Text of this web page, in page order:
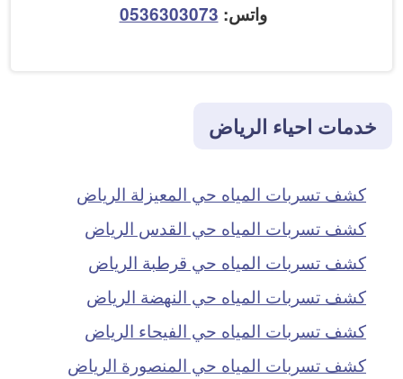
واتس: 0536303073
خدمات احياء الرياض
كشف تسربات المياه حي المعيزلة الرياض
كشف تسربات المياه حي القدس الرياض
كشف تسربات المياه حي قرطبة الرياض
كشف تسربات المياه حي النهضة الرياض
كشف تسربات المياه حي الفيحاء الرياض
كشف تسربات المياه حي المنصورة الرياض